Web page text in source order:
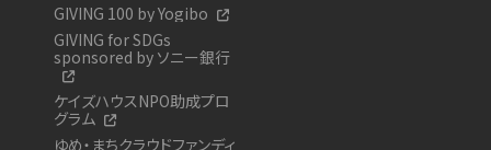
GIVING 100 by Yogibo
GIVING for SDGs
sponsored by ソニー銀行
ケイズハウスNPO助成プロ
グラム
ゆめ・まちクラウドファンディ